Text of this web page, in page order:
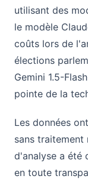
utilisant des
le modèle
coûts lors de
élections
Gemini 1.5-
pointe de la
Les données
sans traitement
d'analyse a été
en toute